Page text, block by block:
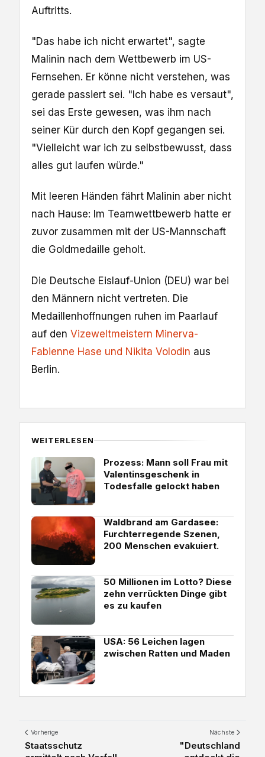
Auftritts.
"Das habe ich nicht erwartet", sagte
Malinin nach dem Wettbewerb im US-
Fernsehen. Er könne nicht verstehen, was
gerade passiert sei. "Ich habe es versaut",
sei das Erste gewesen, was ihm nach
seiner Kür durch den Kopf gegangen sei.
"Vielleicht war ich zu selbstbewusst, dass
alles gut laufen würde."
Mit leeren Händen fährt Malinin aber nicht
nach Hause: Im Teamwettbewerb hatte er
zuvor zusammen mit der US-Mannschaft
die Goldmedaille geholt.
Die Deutsche Eislauf-Union (DEU) war bei
den Männern nicht vertreten. Die
Medaillenhoffnungen ruhen im Paarlauf
auf den Vizeweltmeistern Minerva-
Fabienne Hase und Nikita Volodin aus
Berlin.
WEITERLESEN
Prozess: Mann soll Frau mit
Valentinsgeschenk in
Todesfalle gelockt haben
Waldbrand am Gardasee:
Furchterregende Szenen,
200 Menschen evakuiert.
50 Millionen im Lotto? Diese
zehn verrückten Dinge gibt
es zu kaufen
USA: 56 Leichen lagen
zwischen Ratten und Maden
Vorherige
Staatsschutz
Nächste
"Deutschland